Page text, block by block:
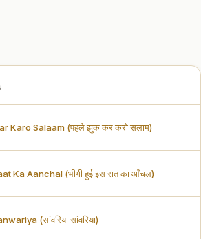
Karo Salaam (पहले झुक कर करो सलाम)
Ka Aanchal (भीगी हुई इस रात का आँचल)
(सांवरिया सांवरिया)